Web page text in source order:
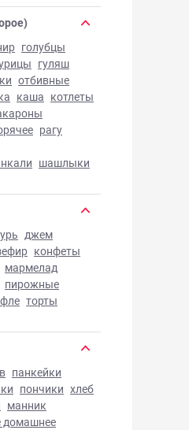
голубцы
гуляш
отбивные
каша котлеты
рагу
шашлыки
джем
конфеты
мармелад
пирожные
торты
панкейки
пончики хлеб
манник
домашнее